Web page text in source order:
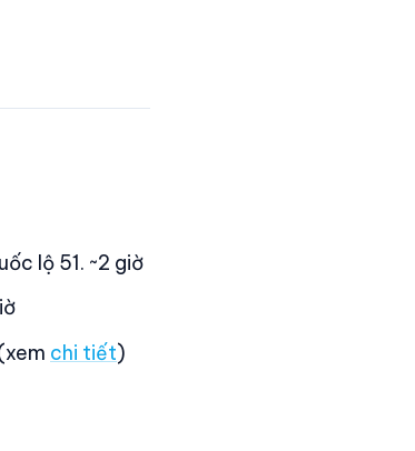
lộ 51. ~2 giờ
chi tiết)